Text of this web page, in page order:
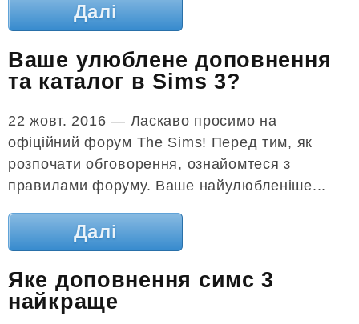
Далі
Ваше улюблене доповнення
та каталог в Sims 3?
22 жовт. 2016 — Ласкаво просимо на
офіційний форум The Sims! Перед тим, як
розпочати обговорення, ознайомтеся з
правилами форуму. Ваше найулюбленіше...
Далі
Яке доповнення симс 3
найкраще